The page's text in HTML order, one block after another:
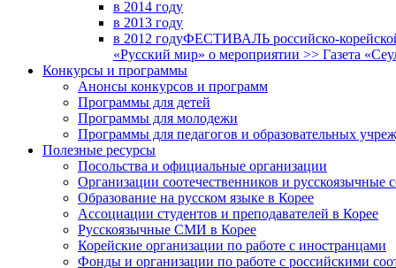
в 2014 году
в 2013 году
в 2012 годуФЕСТИВАЛЬ российско-
«Русский мир» о мероприятии >> Газета
Конкурсы и программы
Анонсы конкурсов и программ
Программы для детей
Программы для молодежи
Программы для педагогов и образовательных
Полезные ресурсы
Посольства и официальные организации
Организации соотечественников и русскоязычные
Образование на русском языке в Корее
Ассоциации студентов и преподавателей в Корее
Русскоязычные СМИ в Корее
Корейские организации по работе с иностранцами
Фонды и организации по работе с российскими